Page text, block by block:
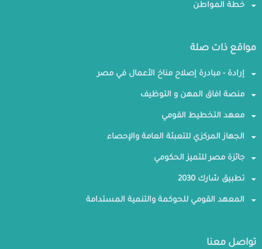
خطة المواطن
مواقع ذات صلة
إرادة - مبادرة إصلاح مناخ الأعمال في مصر
منصة افاق المهن و التوظيف
معهد التخطيط القومي
الجهاز المركزي للتعبئة العامة والإحصاء
جائزة مصر للتميز الحكومي
تطبيق شارك 2030
المعهد القومي للحوكمة والتنمية المستدامة
تواصل معنا